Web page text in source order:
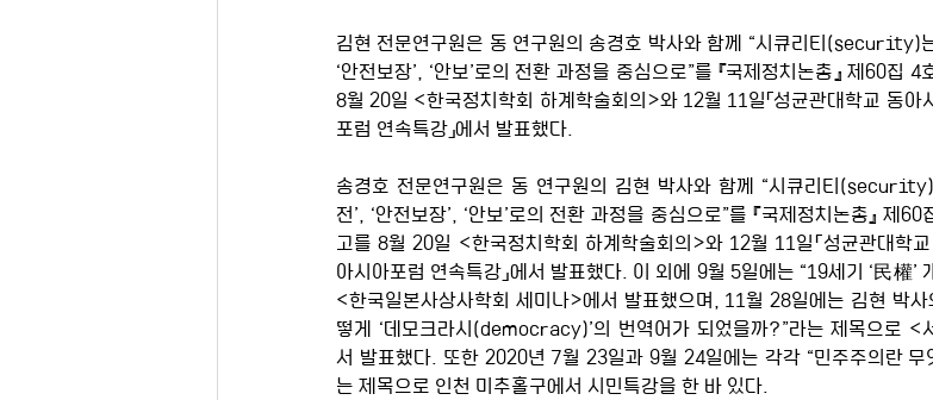
김현 전문연구원은 동 연구원의 송경호 박사와 함께 “시큐리티(security)
‘안전보장’, ‘안보’로의 전환 과정을 중심으로”를 『국제정치논총』 제60집
8월 20일 <한국정치학회 하계학술회의>와 12월 11일「성균관대학교 동
포럼 연속특강」에서 발표했다.
송경호 전문연구원은 동 연구원의 김현 박사와 함께 “시큐리티(security)
전’, ‘안전보장’, ‘안보’로의 전환 과정을 중심으로”를 『국제정치논총』 제
고를 8월 20일 <한국정치학회 하계학술회의>와 12월 11일「성균관대학
아시아포럼 연속특강」에서 발표했다. 이 외에 9월 5일에는 “19세기 ‘民權’
<한국일본사상사학회 세미나>에서 발표했으며, 11월 28일에는 김현 박
떻게 ‘데모크라시(democracy)’의 번역어가 되었을까?”라는 제목으로 <
서 발표했다. 또한 2020년 7월 23일과 9월 24일에는 각각 “민주주의란 무
는 제목으로 인천 미추홀구에서 시민특강을 한 바 있다.